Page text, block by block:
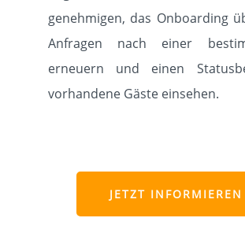
genehmigen, das Onboarding
Anfragen nach einer
erneuern und einen
vorhandene Gäste einsehen.
JETZT INFORMIEREN